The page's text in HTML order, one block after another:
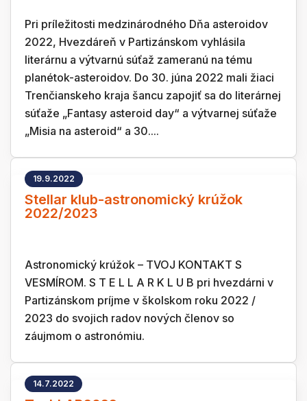
Pri príležitosti medzinárodného Dňa asteroidov
2022, Hvezdáreň v Partizánskom vyhlásila
literárnu a výtvarnú súťaž zameranú na tému
planétok-asteroidov. Do 30. júna 2022 mali žiaci
Trenčianskeho kraja šancu zapojiť sa do literárnej
súťaže „Fantasy asteroid day“ a výtvarnej súťaže
„Misia na asteroid“ a 30....
19.9.2022
Stellar klub-astronomický krúžok
2022/2023
Astronomický krúžok – TVOJ KONTAKT S
VESMÍROM. S T E L L A R K L U B pri hvezdárni v
Partizánskom príjme v školskom roku 2022 /
2023 do svojich radov nových členov so
záujmom o astronómiu.
14.7.2022